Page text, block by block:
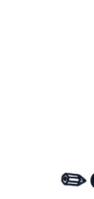
✏️